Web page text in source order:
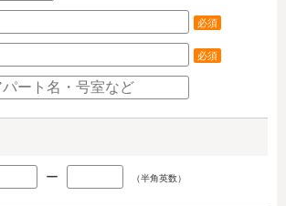
必須
必須
ー （半角英数）